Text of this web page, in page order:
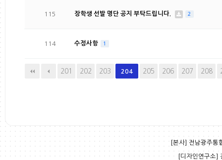
115 장학생 선발 명단 공지 부탁드립니다. 2
114 수정사항 1
201 202 203 204 205 206 207 208
맨끝
[본사] 전남광주
[디자인연구소]